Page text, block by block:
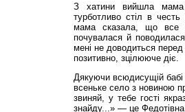
З хатини вийшла мама
турботливо стіл в
мама сказала, що все
почувалася й
мені не доводиться
позитивно, зцілююче діє.
Дякуючи всюдисущій
всеньке село з новиною
звиняй, у тебе гості
знайду...» — це Федотівна